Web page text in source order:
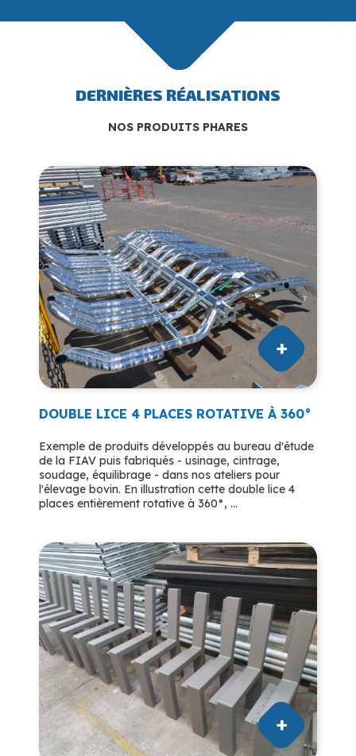
DERNIÈRES RÉALISATIONS
NOS PRODUITS PHARES
DOUBLE LICE 4 PLACES ROTATIVE À 360°
Exemple de produits développés au bureau d'étude
de la FIAV puis fabriqués - usinage, cintrage,
soudage, équilibrage - dans nos ateliers pour
l'élevage bovin. En illustration cette double lice 4
places entièrement rotative à 360°, ...